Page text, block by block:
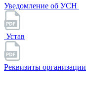
Уведомление об УСН
Устав
Реквизиты организации